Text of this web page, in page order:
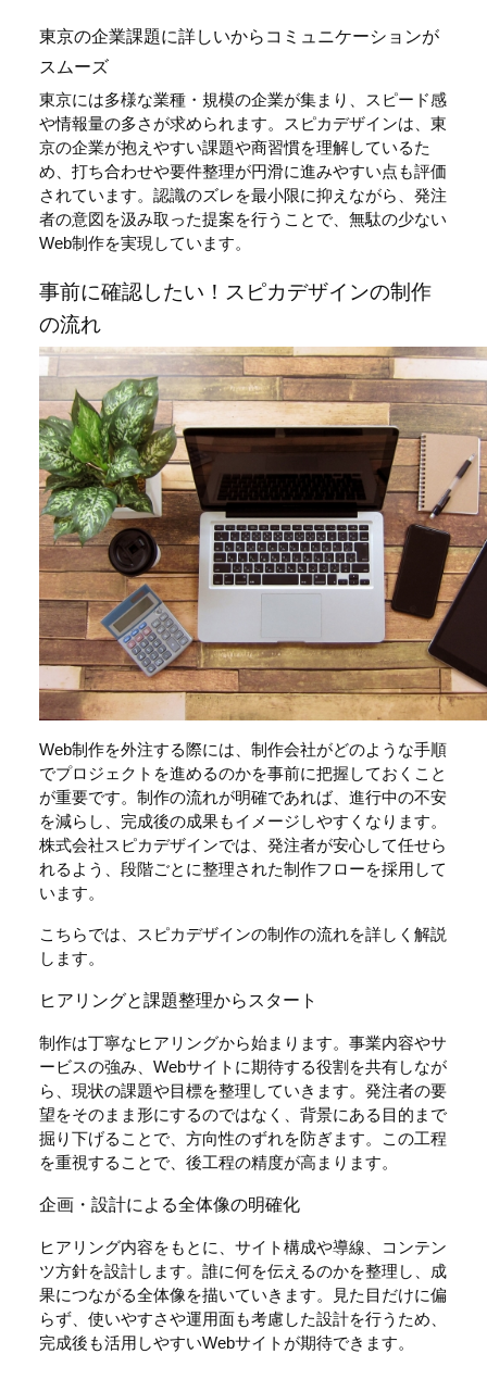
東京の企業課題に詳しいからコミュニケーションが
スムーズ
東京には多様な業種・規模の企業が集まり、スピード感
や情報量の多さが求められます。スピカデザインは、東
京の企業が抱えやすい課題や商習慣を理解しているた
め、打ち合わせや要件整理が円滑に進みやすい点も評価
されています。認識のズレを最小限に抑えながら、発注
者の意図を汲み取った提案を行うことで、無駄の少ない
Web制作を実現しています。
事前に確認したい！スピカデザインの制作
の流れ
Web制作を外注する際には、制作会社がどのような手順
でプロジェクトを進めるのかを事前に把握しておくこと
が重要です。制作の流れが明確であれば、進行中の不安
を減らし、完成後の成果もイメージしやすくなります。
株式会社スピカデザインでは、発注者が安心して任せら
れるよう、段階ごとに整理された制作フローを採用して
います。
こちらでは、スピカデザインの制作の流れを詳しく解説
します。
ヒアリングと課題整理からスタート
制作は丁寧なヒアリングから始まります。事業内容やサ
ービスの強み、Webサイトに期待する役割を共有しなが
ら、現状の課題や目標を整理していきます。発注者の要
望をそのまま形にするのではなく、背景にある目的まで
掘り下げることで、方向性のずれを防ぎます。この工程
を重視することで、後工程の精度が高まります。
企画・設計による全体像の明確化
ヒアリング内容をもとに、サイト構成や導線、コンテン
ツ方針を設計します。誰に何を伝えるのかを整理し、成
果につながる全体像を描いていきます。見た目だけに偏
らず、使いやすさや運用面も考慮した設計を行うため、
完成後も活用しやすいWebサイトが期待できます。